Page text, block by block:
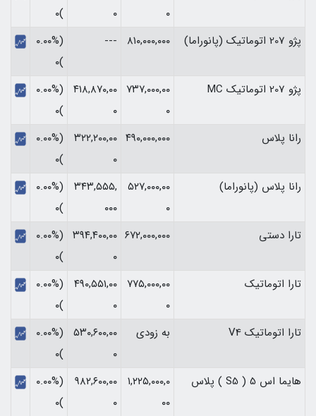
۰
۰
)۰
پژو 207 اتوماتیک (پانوراما)
۸۱۰,۰۰۰,۰۰۰ ---
(۰.۰۰%
)۰
پژو 207 اتوماتیک MC
۷۳۷,۰۰۰,۰۰
۰
۴۱۸,۸۷۰,۰۰
۰
(۰.۰۰%
)۰
رانا پلاس
۴۹۰,۰۰۰,۰۰۰ ۳۲۲,۲۰۰,۰۰
۰
(۰.۰۰%
)۰
رانا پلاس (پانوراما)
۵۲۷,۰۰۰,۰۰
۰
۳۴۳,۵۵۵,
۰۰۰
(۰.۰۰%
)۰
تارا دستی
۶۷۲,۰۰۰,۰۰۰ ۳۹۴,۴۰۰,۰۰
۰
(۰.۰۰%
)۰
تارا اتوماتیک
۷۷۵,۰۰۰,۰۰
۰
۴۹۰,۵۵۱,۰۰
۰
(۰.۰۰%
)۰
تارا اتوماتیک V4
به زودی
۵۳۰,۶۰۰,۰۰
۰
(۰.۰۰%
)۰
هایما اس 5 ( S5 ) پلاس
۱,۲۲۵,۰۰۰,۰
۰۰
۹۸۲,۶۰۰,۰۰
۰
(۰.۰۰%
)۰